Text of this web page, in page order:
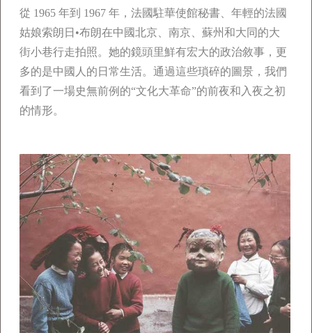
從 1965 年到 1967 年，法國駐華使館秘書、年輕的法國
姑娘索朗日•布朗在中國北京、南京、蘇州和大同的大
街小巷行走拍照。她的鏡頭里鮮有宏大的政治敘事，更
多的是中國人的日常生活。通過這些瑣碎的圖景，我們
看到了一場史無前例的“文化大革命”的前夜和入夜之初
的情形。